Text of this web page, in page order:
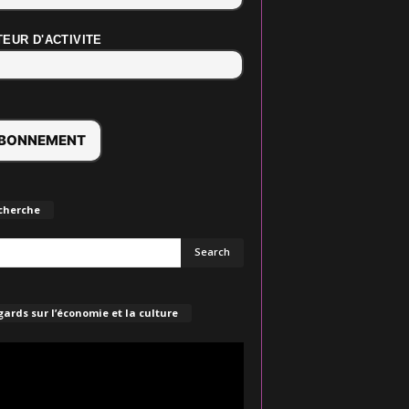
D'ACTIVITE
sur l’économie et la culture